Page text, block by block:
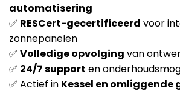
automatisering
✅ RESCert-gecertificeerd voor
zonnepanelen
✅ Volledige opvolging van
✅ 24/7 support en
✅ Actief in Kessel en omliggende